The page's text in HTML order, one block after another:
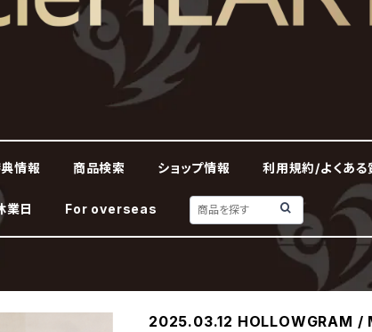
情報 商品検索 ショップ情報 利用規約/よくある
業日 For overseas
2025.03.12 HOLLOWGRAM /